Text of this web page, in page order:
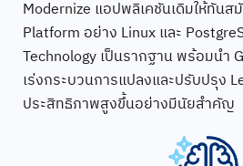
Modernize แอปพลิเคชันเดิมให้ทันส
Platform อย่าง Linux และ
Technology เป็นรากฐาน พร้อมนำ
เร่งกระบวนการแปลงและปรับปรุง
ประสิทธิภาพสูงขึ้นอย่างมีนัยสำคัญ